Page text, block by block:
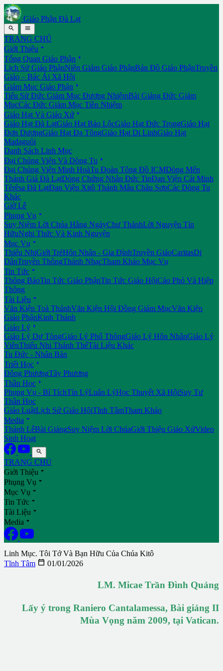
Giáo Phận Đà Lạt
 
TRANG CHỦ
Giới Thiệu 
Tổng Quan Giáo Phận 
Lịch Sử Giáo PhậnNiên Giám Giáo PhậnBản Đồ Giáo PhậnTruyền
Giáo – Bác Ái Xã Hội
Giám Mục Giáo Phận 
Tiểu Sử Đức Giám Mục Đương NhiệmBài Giảng Đức Giám
MụcCác Đức Giám Mục Tiền Nhiệm
Giáo Hạt Và Giáo Xứ 
Giáo Hạt Đà LạtGiáo Hạt Bảo LộcGiáo Hạt Đức TrọngGiáo Hạt
Đơn DươngGiáo Hạt Đạ TôngGiáo Hạt Di LinhGiáo Hạt
Madaguôi
Danh Sách Linh Mục
Đại Chủng Viện Và Dòng Tu 
Đại Chủng Viện Minh HoàTu Đoàn Tông Đồ ICMDòng Mến
Thánh Giá Đà LạtDòng Chứng Nhân Đức TinĐan Viện Cát Minh
Têrêsa Đà LạtĐan Viện Xitô Thánh Mẫu Châu SơnCác Dòng Tu
Khác
Giờ Lễ
Phụng Vụ 
Suy Niệm Lời Chúa Hằng NgàyChư ThánhLời Nguyện Tín
HữuNghi Thức Và Kinh Nguyện
Mục Vụ 
Thiếu NhiGiới TrẻHôn Nhân - Gia ĐìnhTruyền GiáoCaritasDi
DânTruyền ThôngThánh NhạcTham Khảo Mục Vụ
Tin Tức 
Thông BáoTin Tức Giáo PhậnTin Tức Giáo HộiCáo Phó Và Hiệp
Thông
Tài Liệu 
Văn Kiện Toà ThánhVăn Kiện Hội Đồng Giám MụcVăn Kiện
Giáo PhậnKinh Thánh
Giáo Lý 
Giáo Lý Dự TòngGiáo Lý Phổ ThôngGiáo Lý Hôn NhânGiáo Lý
ViênThiếu Nhi Thánh ThểTài Liệu Khác
Tu Đức - Nhân Bản
Triết Học 
Đông PhươngTây Phương
Thần Học 
Phụng Vụ - Bí TíchTín LýLuân LýHọc Thuyết Xã HộiSuy Tư
Thần Học
Giáo LuậtLịch Sử Giáo HộiTĩnh TâmTham Khảo
Media 
Thánh LễBài GiảngSuy Niệm Lời ChúaGiới Thiệu Giáo XứVideo
Sinh Hoạt

TRANG CHỦ
Giới Thiệu 
Phụng Vụ 
Mục Vụ 
Tin Tức 
Tài Liệu 
Media 
Linh Mục. Tôi Tớ Và Bạn Hữu Của Chúa Kitô
Tĩnh Tâm  01/01/2026
LM. Micae Trần Đình Quảng
Lấy ý trong Raniero Cantalamessa, Bài giảng II
Mùa Vọng năm 2009, tại Vatican.